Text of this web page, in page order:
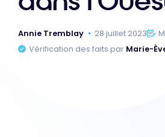
Annie Tremblay 28 juillet 2023
Vérification des faits par Marie-